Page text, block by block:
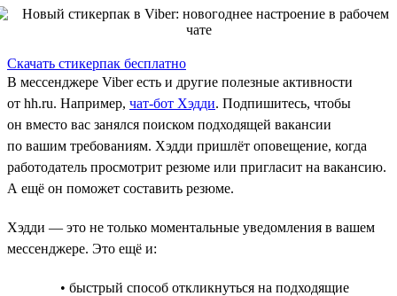
Скачать стикерпак бесплатно
В мессенджере Viber есть и другие полезные активности
от hh.ru. Например, чат-бот Хэдди. Подпишитесь, чтобы
он вместо вас занялся поиском подходящей вакансии
по вашим требованиям. Хэдди пришлёт оповещение, когда
работодатель просмотрит резюме или пригласит на вакансию.
А ещё он поможет составить резюме.
Хэдди — это не только моментальные уведомления в вашем
мессенджере. Это ещё и:
• быстрый способ откликнуться на подходящие